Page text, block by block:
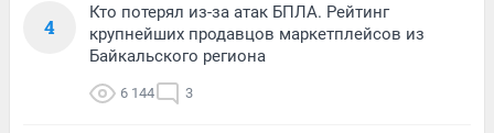
4
Кто потерял из-за атак БПЛА. Рейтинг
крупнейших продавцов маркетплейсов из
Байкальского региона
6 144 3